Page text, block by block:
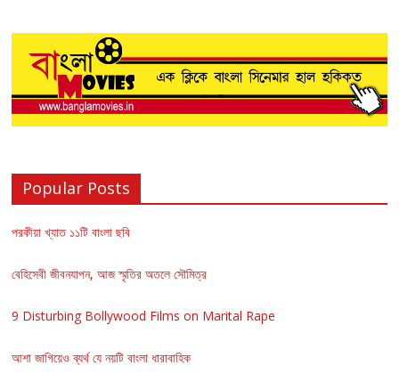
Popular Posts
পরকীয়া খ্যাত ১১টি বাংলা ছবি
বেহিসেবী জীবনযাপন, আজ স্মৃতির অতলে সৌমিত্র
9 Disturbing Bollywood Films on Marital Rape
আশা জাগিয়েও ব্যর্থ যে নয়টি বাংলা ধারাবাহিক